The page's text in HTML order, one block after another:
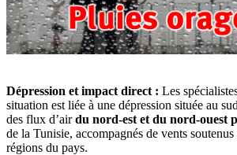
Dépression et impact direct : Les
situation est liée à une dépression située au
des flux d’airdu nord-est et du nord-ouest
de la Tunisie, accompagnés de vents
régions du pays.